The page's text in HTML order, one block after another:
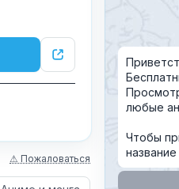
⚠ Пожаловаться
Причина
Текст
любые
Чтобы